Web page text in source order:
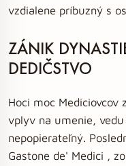
vzdialene príbuzný s
ZÁNIK
DEDIČSTVO
Hoci moc Mediciovcov
vplyv na umenie,
nepopierateľný.
Gastone de' Medici ,